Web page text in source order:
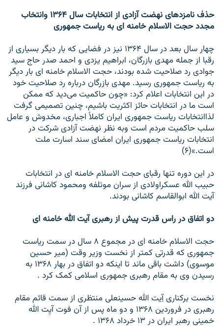
حذف نامزدهای نهضت آزادی از انتخابات سال ۱۳۶۴ وانتخاب
مجدد حجت الاسلام خامنه ای به رياست جمهوری
چهار سال بعد در سال ۱۳۶۴ نيز در فضايی که بار ديگر بسياری از
رقبا از جمله مهدی بازرگان، ابراهيم يزدی و احمد صدر حاج سيد
جوادی رد صلاحيت شده بودند، حجت الاسلام خامنه ای بار ديگر
به رياست جمهوری رسيد. مهدی بازرگان درباره رد صلاحيت خود
در اين انتخابات اعلام کرد: «چون حاکميت می‌ديد که ممکن
است ما در انتخابات حائز اکثريت باشيم، چنين تصميمی گرفت
لذاانتخابات رياست جمهوری ايران کاملاً اجباری، مخدوش و عامل
سلب حاکميت مردم است وبه نظر نهضت آزادی شرکت در
انتخابات رياست جمهوری ايران امضای سند اسارت ملت
است.»(۶)
در اين دوره تنها رقبای حجت الاسلام خامنه ای در انتخابات
حبيب الله عسکراولادی از سران موتلفه ومحمود کاشانی فرزند
آيت الله ابوالقاسم کاشانی بودند.
دو اتفاق در راس قدرت پيش از رهبری آيت الله خامنه ای
حجت الاسلام خامنه ای در مجموع ۸ سال در سمت رياست
جمهوری که قدرتی کمتر از نخست وزير وقت (مير حسين
موسوی) داشت باقی ماند تا اينکه دو اتفاق در بهار ۱۳۶۸ به
رسيدن وی به مقام رهبری جمهوری اسلامی کمک کرد .
نخست برکناری آِيت الله حسينعلی منتظری از سمت قائم مقام
رهبری در فروردين ۱۳۶۸ و دو ماه پس از آن فوت آیِت الله
خمينی رهبر ايران در ۱۳ خرداد ۱۳۶۸ .